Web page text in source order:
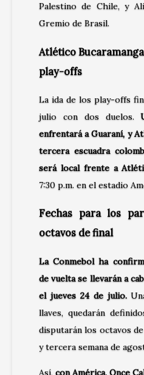
Palestino de Chile, y
Gremio de Brasil.
Atlético
play-offs
La ida de los play-offs
julio con dos duelos.
enfrentará a Guaraní, y
tercera escuadra
será local frente a
7:30 p.m. en el estadio
Fechas para los
octavos de final
La Conmebol ha
de vuelta se llevarán a
el jueves 24 de julio.
llaves, quedarán
disputarán los octavos
y tercera semana de
Así, con América, Once